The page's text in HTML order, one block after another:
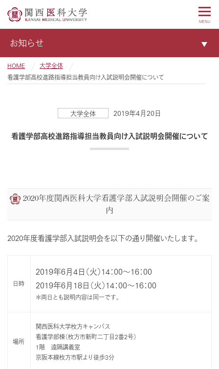
MENU
お知らせ
HOME
大学全体
看護学部高校進路指導担当教員向け入試説明会開催について
大学全体 2019年4月20日
看護学部高校進路指導担当教員向け入試説明会開催について
2020年度関西医科大学看護学部入試説明会開催のご案
内
2020年度看護学部入試説明会を以下の通り開催いたします。
日時
2019年6月4日（火）14：00～16：00
2019年6月18日（火）14：00～16：00
＊両日とも説明内容は同一です。
場所
関西医科大学枚方キャンパス
看護学部棟（枚方市新町二丁目2番2号）
1階 遠隔講義室
京阪本線枚方市駅より徒歩3分